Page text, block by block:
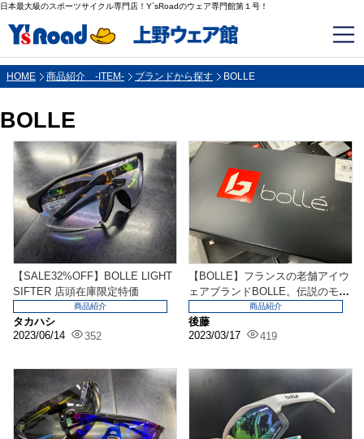
日本最大級のスポーツサイクル専門店！Y`sRoadのウェア専門館第１号！
HOME 商品紹介 -ITEM- ブランドから探す BOLLE
BOLLE
【SALE32%OFF】BOLLE LIGHT
SIFTER 店頭在庫限定特価
タカハシ
2023/06/14
352
商品紹介
【BOLLE】フランスの老舗アイウ
ェアブランドBOLLE。伝説のモデ
ルをリファイ...
後藤
2023/03/17
419
商品紹介